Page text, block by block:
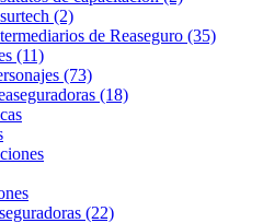
(2)
de Reaseguro (35)
(11)
(73)
(18)
(22)